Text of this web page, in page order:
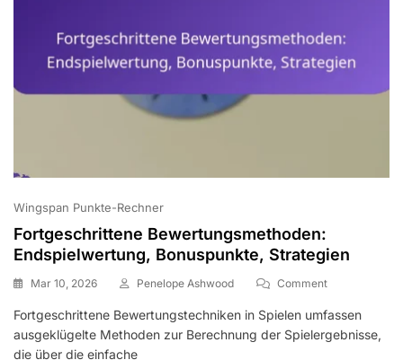
Wingspan Punkte-Rechner
Fortgeschrittene Bewertungsmethoden:
Endspielwertung, Bonuspunkte, Strategien
Mar 10, 2026 Penelope Ashwood CommentOn
Fortgeschrittene Bewertungstechniken in Spielen umfassen
ausgeklügelte Methoden zur Berechnung der Spielergebnisse,
die über die einfache